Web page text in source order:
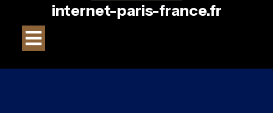
internet-paris-france.fr
Ouvrir